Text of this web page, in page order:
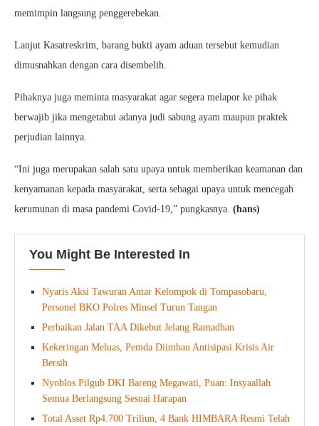
memimpin langsung penggerebekan.
Lanjut Kasatreskrim, barang bukti ayam aduan tersebut kemudian
dimusnahkan dengan cara disembelih.
Pihaknya juga meminta masyarakat agar segera melapor ke pihak
berwajib jika mengetahui adanya judi sabung ayam maupun praktek
perjudian lainnya.
“Ini juga merupakan salah satu upaya untuk memberikan keamanan dan
kenyamanan kepada masyarakat, serta sebagai upaya untuk mencegah
kerumunan di masa pandemi Covid-19,” pungkasnya. (hans)
You Might Be Interested In
Nyaris Aksi Tawuran Antar Kelompok di Tompasobaru,
Personel BKO Polres Minsel Turun Tangan
Perbaikan Jalan TAA Dikebut Jelang Ramadhan
Kekeringan Meluas, Pemda Diimbau Antisipasi Krisis Air
Bersih
Nyoblos Pilgub DKI Bareng Megawati, Puan: Insyaallah
Semua Berlangsung Sesuai Harapan
Total Asset Rp4.700 Triliun, 4 Bank HIMBARA Resmi Telah